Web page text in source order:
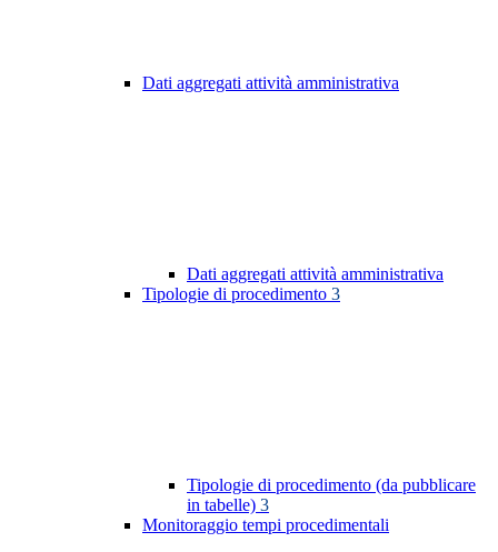
Dati aggregati attività amministrativa
Dati aggregati attività amministrativa
Tipologie di procedimento 3
Tipologie di procedimento (da pubblicare
in tabelle) 3
Monitoraggio tempi procedimentali